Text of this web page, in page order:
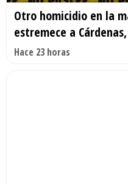
Otro homicidio en la
estremece a
Hace 23 horas